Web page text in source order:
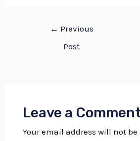
← Previous
Post
Leave a
Your email address will not